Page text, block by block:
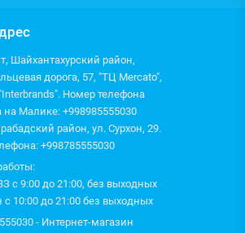
Шайхантахурский район,
дорога, 57, "ТЦ Mercato",
Номер телефона
на Малике: +998985555030
район, ул. Сурхон, 29.
+998785555030
с 9:00 до 21:00, без выходных
с 10:00 до 21:00 без выходных
- Интернет-магазин